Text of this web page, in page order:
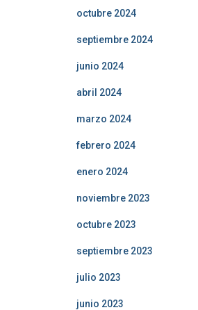
octubre 2024
septiembre 2024
junio 2024
abril 2024
marzo 2024
febrero 2024
enero 2024
noviembre 2023
octubre 2023
septiembre 2023
julio 2023
junio 2023